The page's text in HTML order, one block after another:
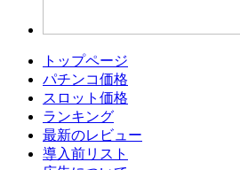
トップページ
パチンコ価格
スロット価格
ランキング
最新のレビュー
導入前リスト